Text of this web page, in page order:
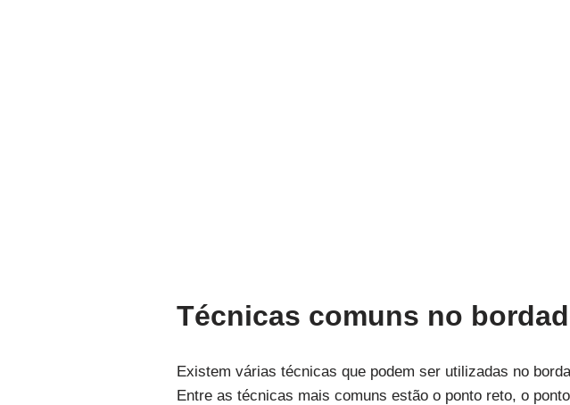
Técnicas comuns no
Existem várias técnicas que podem ser utilizadas no
Entre as técnicas mais comuns estão o ponto reto, o